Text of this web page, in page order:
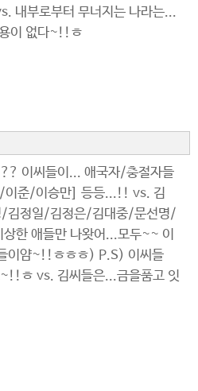
내부로부터 무너지는 나라는...
이 없다~!!ㅎ
이씨들이... 애국자/충절자들
준/이승만] 등등...!! vs. 김
정일/김정은/김대중/문선명/
한 애들만 나왓어...모두~~ 이
이얌~!!ㅎㅎㅎ) P.S) 이씨들
ㅎ vs. 김씨들은...금을품고 잇